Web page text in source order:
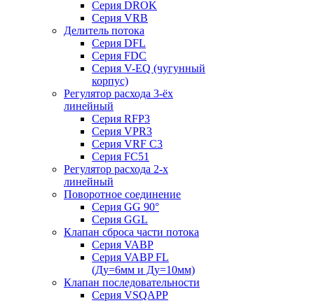
Серия DROK
Серия VRB
Делитель потока
Серия DFL
Серия FDC
Серия V-EQ (чугунный
корпус)
Регулятор расхода 3-ёх
линейный
Серия RFP3
Серия VPR3
Серия VRF C3
Серия FC51
Регулятор расхода 2-х
линейный
Поворотное соединение
Серия GG 90°
Серия GGL
Клапан сброса части потока
Серия VABP
Серия VABP FL
(Ду=6мм и Ду=10мм)
Клапан последовательности
Серия VSQAPP